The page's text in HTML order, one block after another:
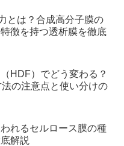
とは？合成高分子膜の
徴を持つ透析膜を徹底
HDF）でどう変わる？
の注意点と使い分けの
れるセルロース膜の種
解説